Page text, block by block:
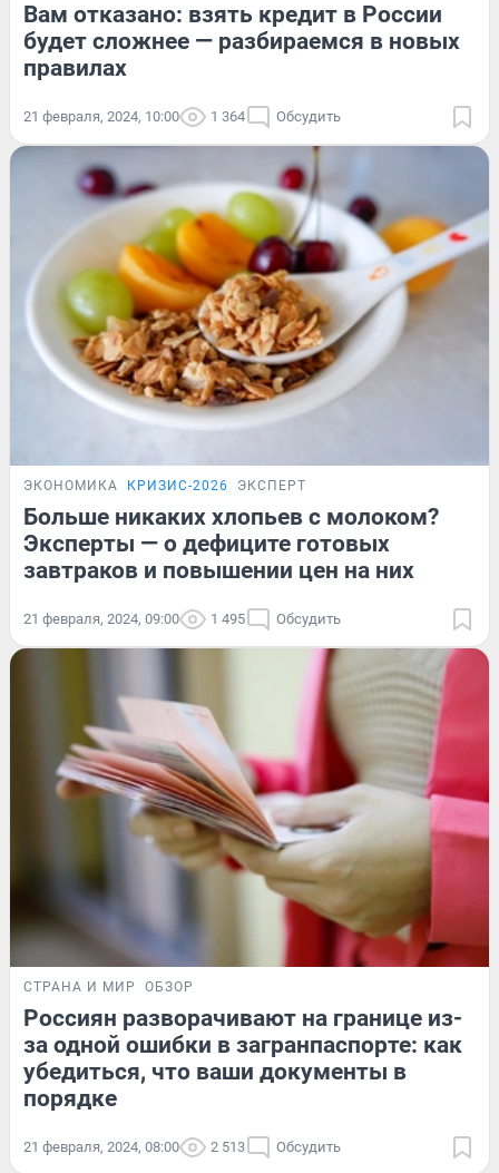
Вам отказано: взять кредит в России
будет сложнее — разбираемся в новых
правилах
21 февраля, 2024, 10:00 1 364 Обсудить
ЭКОНОМИКА КРИЗИС-2026 ЭКСПЕРТ
Больше никаких хлопьев с молоком?
Эксперты — о дефиците готовых
завтраков и повышении цен на них
21 февраля, 2024, 09:00 1 495 Обсудить
СТРАНА И МИР ОБЗОР
Россиян разворачивают на границе из-
за одной ошибки в загранпаспорте: как
убедиться, что ваши документы в
порядке
21 февраля, 2024, 08:00 2 513 Обсудить